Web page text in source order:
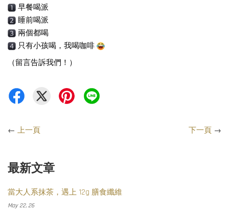
早餐喝派
睡前喝派
兩個都喝
只有小孩喝，我喝咖啡
（留言告訴我們！）
← 上一頁 下一頁 →
最新文章
當大人系抹茶，遇上 12g 膳食纖維
May 22, 26